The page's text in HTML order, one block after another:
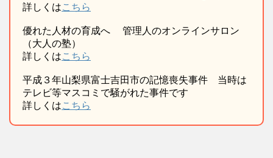
詳しくはこちら
優れた人材の育成へ 管理人のオンラインサロン
（大人の塾）
詳しくはこちら
平成３年山梨県富士吉田市の記憶喪失事件 当時は
テレビ等マスコミで騒がれた事件です
詳しくはこちら